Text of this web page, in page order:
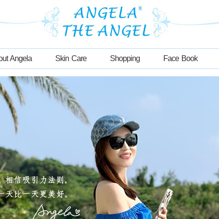
Angela Skin Care Shopping Face Book